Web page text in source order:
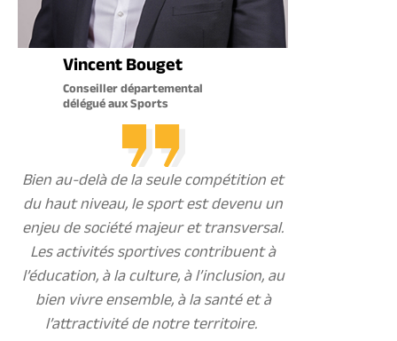
Vincent Bouget
Conseiller départemental
délégué aux Sports
Bien au-delà de la seule compétition et
du haut niveau, le sport est devenu un
enjeu de société majeur et transversal.
Les activités sportives contribuent à
l’éducation, à la culture, à l’inclusion, au
bien vivre ensemble, à la santé et à
l’attractivité de notre territoire.